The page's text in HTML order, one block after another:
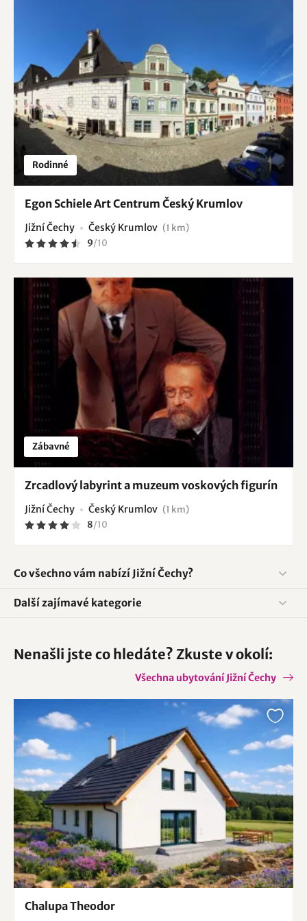
, naStezku korunami stromů
nebo v zimě do Skiareálu Lipno.
Rodinné
Egon Schiele Art Centrum Český Krumlov
Jižní Čechy Český Krumlov (1 km)
9/10
Zábavné
Zrcadlový labyrint a muzeum voskových figurín
Jižní Čechy Český Krumlov (1 km)
8/10
Co všechno vám nabízí Jižní Čechy?
Další zajímavé kategorie
Nenašli jste co hledáte? Zkuste v okolí:
Všechna ubytování Jižní Čechy
Chalupa Theodor